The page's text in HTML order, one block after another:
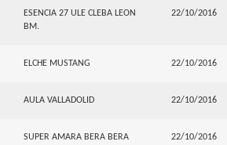
ESENCIA 27 ULE CLEBA LEON
BM.
22/10/2016
ELCHE MUSTANG 22/10/2016
AULA VALLADOLID 22/10/2016
SUPER AMARA BERA BERA 22/10/2016